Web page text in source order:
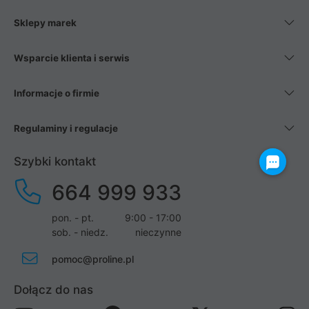
Sklepy marek
Wsparcie klienta i serwis
Informacje o firmie
Regulaminy i regulacje
Szybki kontakt
664 999 933
pon. - pt.
9:00 - 17:00
sob. - niedz.
nieczynne
pomoc@proline.pl
Dołącz do nas